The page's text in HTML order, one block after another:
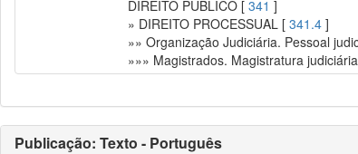
DIREITO PÚBLICO [341 ]
» DIREITO PROCESSUAL [341.4 ]
»» Organização Judiciária. Pessoal
»»» Magistrados. Magistratura
Publicação: Texto - Português